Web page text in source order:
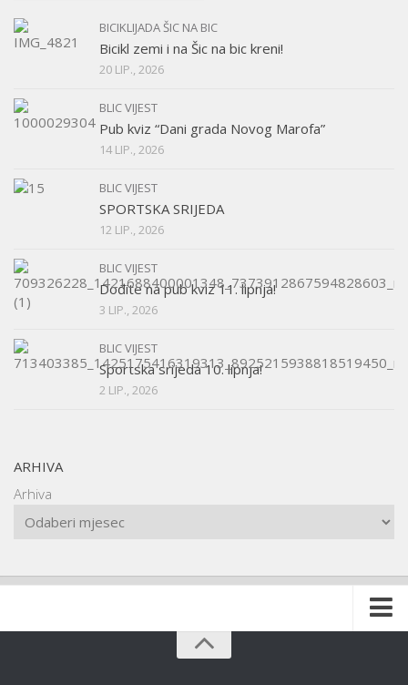
BICIKLIJADA ŠIC NA BIC
Bicikl zemi i na Šic na bic kreni!
20 LIP., 2026
BLIC VIJEST
Pub kviz “Dani grada Novog Marofa”
14 LIP., 2026
BLIC VIJEST
SPORTSKA SRIJEDA
12 LIP., 2026
BLIC VIJEST
Dođite na pub kviz 11. lipnja!
3 LIP., 2026
BLIC VIJEST
Sportska srijeda 10. lipnja!
2 LIP., 2026
ARHIVA
Arhiva